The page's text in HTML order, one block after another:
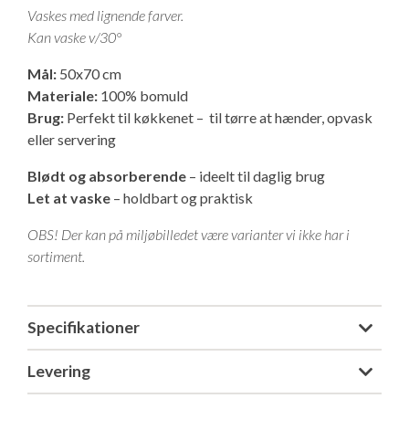
GPDR - KG Camping Kundeklub
Vaskes med lignende farver.
Kan vaske v/30°
Mål: 50x70 cm
Materiale: 100% bomuld
Brug: Perfekt til køkkenet – til tørre at hænder, opvask
eller servering
Blødt og absorberende – ideelt til daglig brug
Let at vaske – holdbart og praktisk
OBS! Der kan på miljøbilledet være varianter vi ikke har i
sortiment.
Specifikationer
Levering